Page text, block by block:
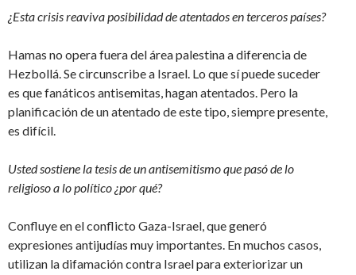
¿Esta crisis reaviva posibilidad de atentados en terceros países?
Hamas no opera fuera del área palestina a diferencia de
Hezbollá. Se circunscribe a Israel. Lo que sí puede suceder
es que fanáticos antisemitas, hagan atentados. Pero la
planificación de un atentado de este tipo, siempre presente,
es difícil.
Usted sostiene la tesis de un antisemitismo que pasó de lo
religioso a lo político ¿por qué?
Confluye en el conflicto Gaza-Israel, que generó
expresiones antijudías muy importantes. En muchos casos,
utilizan la difamación contra Israel para exteriorizar un